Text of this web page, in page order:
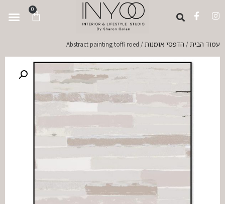
0
עמוד הבית/ הדפסי אומנות/ Abstract painting toffi roed